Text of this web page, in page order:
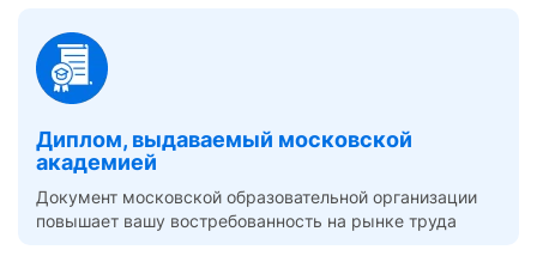
Диплом, выдаваемый московской
академией
Документ московской образовательной организации
повышает вашу востребованность на рынке труда